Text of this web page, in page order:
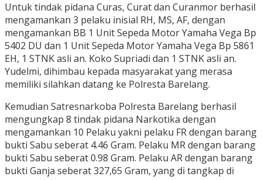
Untuk tindak pidana Curas, Curat dan Curanmor berhasil
mengamankan 3 pelaku inisial RH, MS, AF, dengan
mengamankan BB 1 Unit Sepeda Motor Yamaha Vega Bp
5402 DU dan 1 Unit Sepeda Motor Yamaha Vega Bp 5861
EH, 1 STNK asli an. Koko Supriadi dan 1 STNK asli an.
Yudelmi, dihimbau kepada masyarakat yang merasa
memiliki silahkan datang ke Polresta Barelang.
Kemudian Satresnarkoba Polresta Barelang berhasil
mengungkap 8 tindak pidana Narkotika dengan
mengamankan 10 Pelaku yakni pelaku FR dengan barang
bukti Sabu seberat 4.46 Gram. Pelaku MR dengan barang
bukti Sabu seberat 0.98 Gram. Pelaku AR dengan barang
bukti Ganja seberat 327,65 Gram, yang di tangkap di